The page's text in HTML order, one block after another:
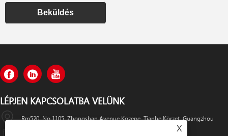
Beküldés
LÉPJEN KAPCSOLATBA VELÜNK
Rm520, No.1105, Zhongshan Avenue Közepe, Tianhe Körzet, Guangzhou
X